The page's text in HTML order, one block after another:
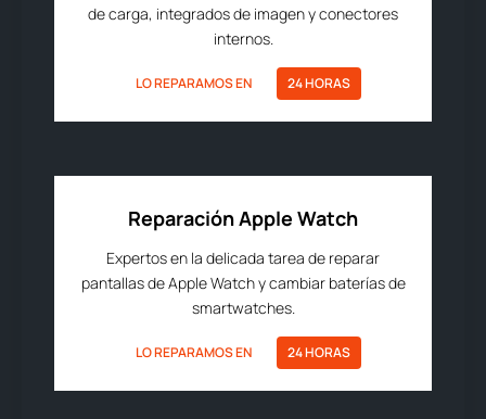
de carga, integrados de imagen y conectores
internos.
LO REPARAMOS EN 24 HORAS
Reparación Apple Watch
Expertos en la delicada tarea de reparar
pantallas de Apple Watch y cambiar baterías de
smartwatches.
LO REPARAMOS EN 24 HORAS